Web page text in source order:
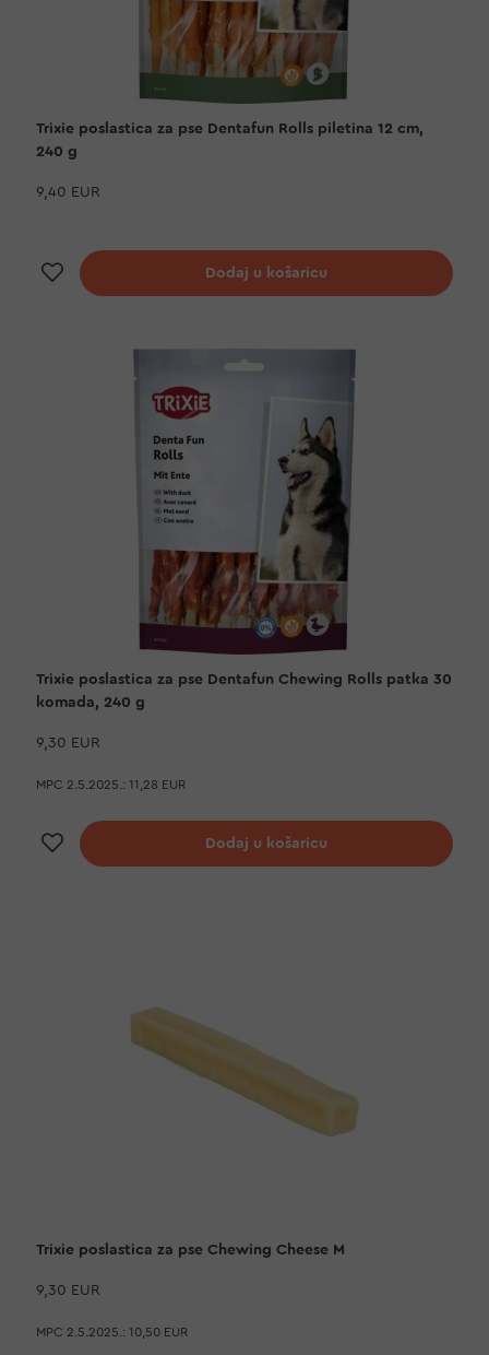
Trixie poslastica za pse Dentafun Rolls piletina 12 cm,
240 g
9,40 EUR
Dodaj na listu želja
Dodaj u košaricu
Trixie poslastica za pse Dentafun Chewing Rolls patka 30
komada, 240 g
9,30 EUR
MPC 2.5.2025.: 11,28 EUR
Dodaj na listu želja
Dodaj u košaricu
Trixie poslastica za pse Chewing Cheese M
9,30 EUR
MPC 2.5.2025.: 10,50 EUR